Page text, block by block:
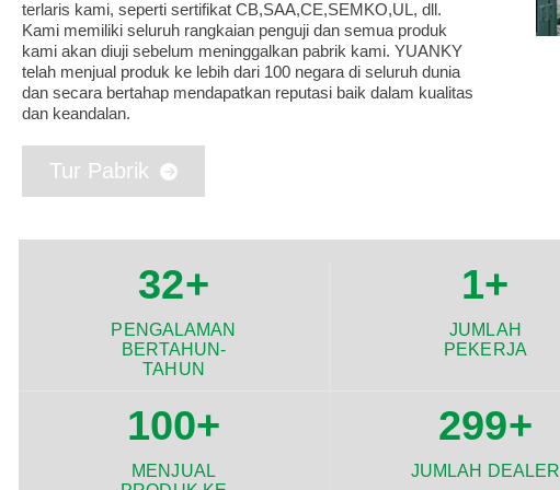
terlaris kami, seperti sertifikat CB,SAA,CE,SEMKO,UL, dll.
Kami memiliki seluruh rangkaian penguji dan semua produk
kami akan diuji sebelum meninggalkan pabrik kami. YUANKY
telah menjual produk ke lebih dari 100 negara di seluruh dunia
dan secara bertahap mendapatkan reputasi baik dalam kualitas
dan keandalan.
Tur Pabrik
32+
PENGALAMAN
BERTAHUN-
TAHUN
1+
JUMLAH
PEKERJA
100+
MENJUAL
300+
JUMLAH DEALER